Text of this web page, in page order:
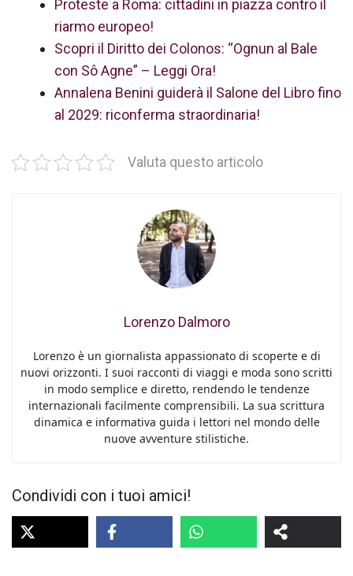
Proteste a Roma: cittadini in piazza contro il
riarmo europeo!
Scopri il Diritto dei Colonos: “Ognun al Bale
con Sô Agne” – Leggi Ora!
Annalena Benini guiderà il Salone del Libro fino
al 2029: riconferma straordinaria!
Valuta questo articolo
Lorenzo Dalmoro
Lorenzo è un giornalista appassionato di scoperte e di
nuovi orizzonti. I suoi racconti di viaggi e moda sono scritti
in modo semplice e diretto, rendendo le tendenze
internazionali facilmente comprensibili. La sua scrittura
dinamica e informativa guida i lettori nel mondo delle
nuove avventure stilistiche.
Condividi con i tuoi amici!